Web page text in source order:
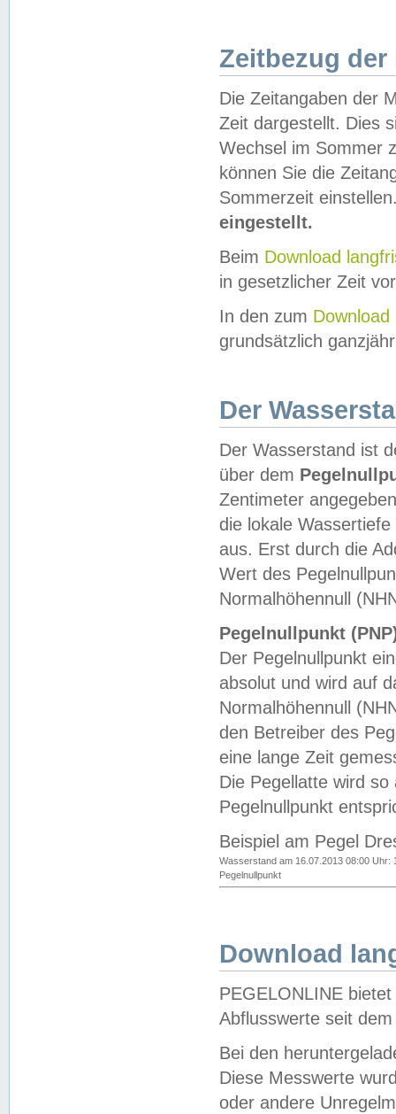
Zeitbezug der
Die Zeitangaben der
Zeit dargestellt. Dies
Wechsel im Sommer
können Sie die
Sommerzeit
eingestellt.
Beim Download
in gesetzlicher Zeit
In den zum Download
grundsätzlich
Der
Der Wasserstand ist
über dem
Zentimeter
die lokale
aus. Erst durch die
Wert des
Normalhöhennull
Pegelnullpunkt
Der Pegelnullpunkt
absolut und wird auf
Normalhöhennull
den Betreiber des
eine lange Zeit
Die Pegellatte wird
Pegelnullpunkt
Beispiel am Pegel
Wasserstand am 16.07.2013 08:00 Uhr:
Pegelnullpunkt
Download
PEGELONLINE
Abflusswerte seit
Bei den
Diese Messwerte
oder andere